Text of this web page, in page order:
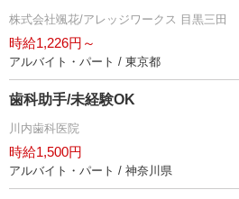
株式会社颯花/アレッジワークス 目黒三田
時給1,226円～
アルバイト・パート / 東京都
歯科助手/未経験OK
川内歯科医院
時給1,500円
アルバイト・パート / 神奈川県